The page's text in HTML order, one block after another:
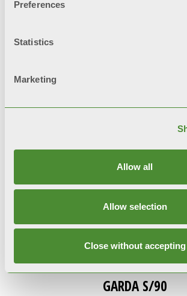
Preferences
Statistics
Marketing
Allow all
Allow selection
Close without accepting
GARDA S/90